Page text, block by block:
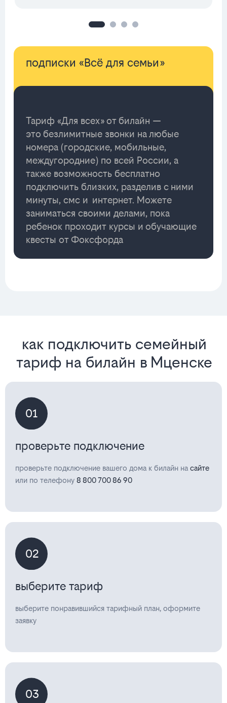
подписки «Всё для семьи»
Тариф «Для всех» от билайн —
это безлимитные звонки на любые
номера (городские, мобильные,
междугородние) по всей России, а
также возможность бесплатно
подключить близких, разделив с ними
минуты, смс и интернет. Можете
заниматься своими делами, пока
ребенок проходит курсы и обучающие
квесты от Фоксфорда
как подключить семейный
тариф на билайн в Мценске
01
проверьте подключение
проверьте подключение вашего дома к билайн на сайте
или по телефону 8 800 700 86 90
02
выберите тариф
выберите понравившийся тарифный план, оформите
заявку
03